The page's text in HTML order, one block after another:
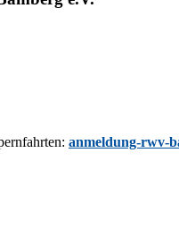
anmeldung-rwv-